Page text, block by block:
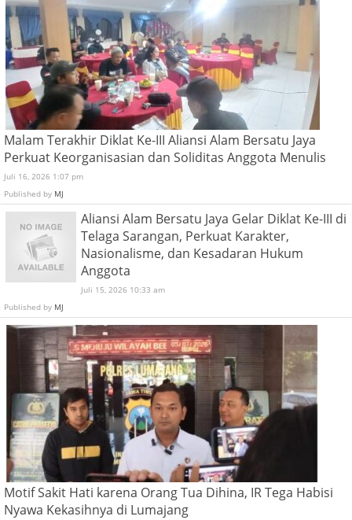
Malam Terakhir Diklat Ke-III Aliansi Alam Bersatu Jaya
Perkuat Keorganisasian dan Soliditas Anggota Menulis
Juli 16, 2026 1:07 pm
Published by MJ
Aliansi Alam Bersatu Jaya Gelar Diklat Ke-III di
Telaga Sarangan, Perkuat Karakter,
Nasionalisme, dan Kesadaran Hukum
Anggota
Juli 15, 2026 10:33 am
Published by MJ
Motif Sakit Hati karena Orang Tua Dihina, IR Tega Habisi
Nyawa Kekasihnya di Lumajang